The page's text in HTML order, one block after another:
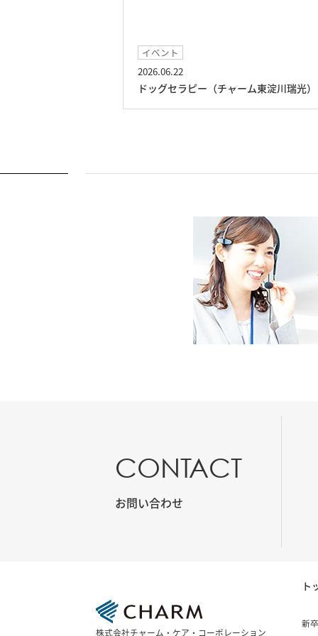
イベント
2026.06.22
ドッグセラピー（チャーム東淀川瑞光）
CONTACT
お問い合わせ
ト
新
株式会社チャーム・ケア・コーポレーション